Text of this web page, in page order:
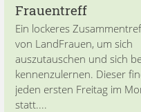
Frauentreff
Ein lockeres
von LandFrauen, um sich
auszutauschen und sich
kennenzulernen. Dieser
jeden ersten Freitag im
statt....